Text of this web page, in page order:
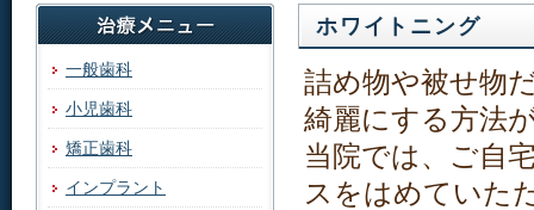
ホワイトニング
詰め物や被せ物
綺麗にする方法
当院では、ご自
スをはめていた
一般歯科
小児歯科
矯正歯科
インプラント